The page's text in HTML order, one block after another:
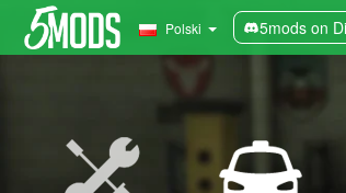
Polski 5mods on